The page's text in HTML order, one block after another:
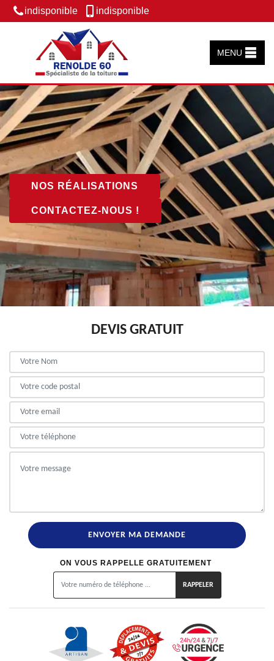
indisponible indisponible
MENU
NOS RÉALISATIONS
CONTACTEZ-NOUS !
DEVIS GRATUIT
ON VOUS RAPPELLE GRATUITEMENT